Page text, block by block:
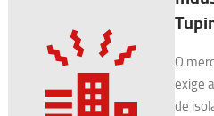
O
exige
de